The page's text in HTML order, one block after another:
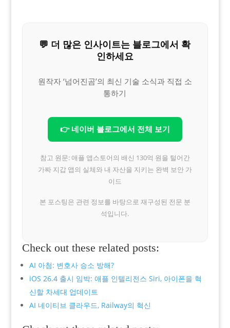
💬 더 많은 인사이트는 블로그에서 확
인하세요
원작자 ‘넘어진곰’의 최신 기술 소식과 직접 소
통하기
👉 네이버 블로그에서 전체 보기
참고 원문: 애플 앱스토어의 배신 130억 원을 털어간
가짜 지갑 앱의 실체와 내 자산을 지키는 완벽 보안 가
이드
본 포스팅은 관련 정보를 바탕으로 재구성된 전문 분
석입니다.
Check out these related posts:
AI 아첨: 변호사 승소 방해?
iOS 26.4 출시 임박: 애플 인텔리전스 Siri, 아이폰을 혁
신할 차세대 업데이트
AI 네이티브 클라우드, Railway의 혁신